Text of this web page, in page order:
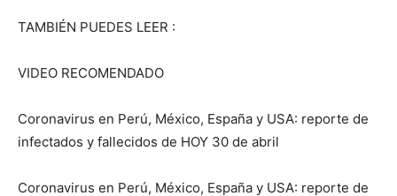
TAMBIÉN PUEDES LEER :
VIDEO RECOMENDADO
Coronavirus en Perú, México, España y USA: reporte de
infectados y fallecidos de HOY 30 de abril
Coronavirus en Perú, México, España y USA: reporte de